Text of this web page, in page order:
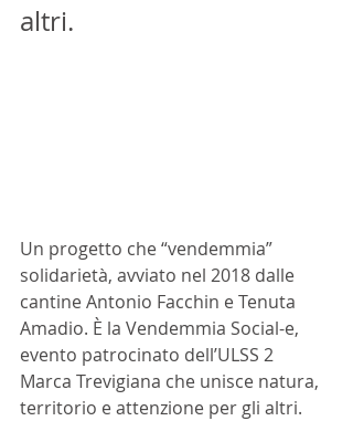
altri.
Un progetto che “vendemmia”
solidarietà, avviato nel 2018 dalle
cantine Antonio Facchin e Tenuta
Amadio. È la Vendemmia Social-e,
evento patrocinato dell’ULSS 2
Marca Trevigiana che unisce natura,
territorio e attenzione per gli altri.